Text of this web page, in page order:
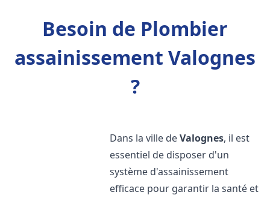
Besoin de Plombier
assainissement Valognes
?
Dans la ville deValognes, il est
essentiel de disposer d'un
système d'assainissement
efficace pour garantir la santé et